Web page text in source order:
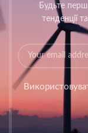
Будьте
тенденції